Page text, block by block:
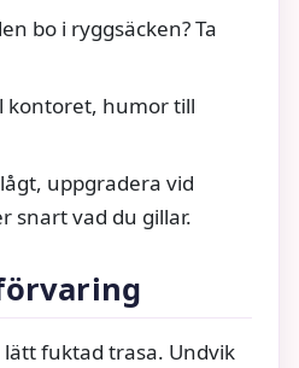
bo i ryggsäcken? Ta
kontoret, humor till
uppgradera vid
snart vad du gillar.
lätt fuktad trasa. Undvik